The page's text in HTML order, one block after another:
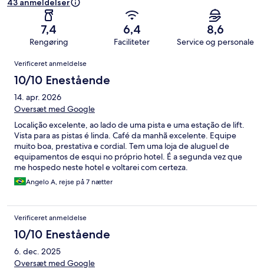
43 anmeldelser
7,4
Rengøring
6,4
Faciliteter
8,6
Service og personale
Anmeldelser
Verificeret anmeldelse
10/10 Enestående
14. apr. 2026
Oversæt med Google
Localição excelente, ao lado de uma pista e uma estação de lift.
Vista para as pistas é linda. Café da manhã excelente. Equipe
muito boa, prestativa e cordial. Tem uma loja de aluguel de
equipamentos de esqui no próprio hotel. É a segunda vez que
me hospedo neste hotel e voltarei com certeza.
Angelo A, rejse på 7 nætter
Verificeret anmeldelse
10/10 Enestående
6. dec. 2025
Oversæt med Google